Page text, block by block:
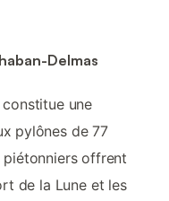
Delmas
une
pylônes de 77
piétonniers offrent
de la Lune et les